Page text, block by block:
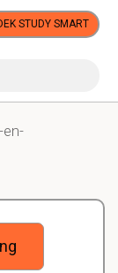
STUDY SMART